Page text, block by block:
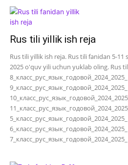
Rus tili yillik ish reja
Rus tili yillik ish reja. Rus tili fanidan 5-11
2025 o'quv yili uchun yuklab oling. Rus
8_класс_рус_язык_годовой_2024_2025_
9_класс_рус_язык_годовой_2024_2025_
10_класс_рус_язык_годовой_2024_2025_
11_класс_рус_язык_годовой_2024_2025_
5_класс_рус_язык_годовой_2024_2025_
6_класс_рус_язык_годовой_2024_2025_